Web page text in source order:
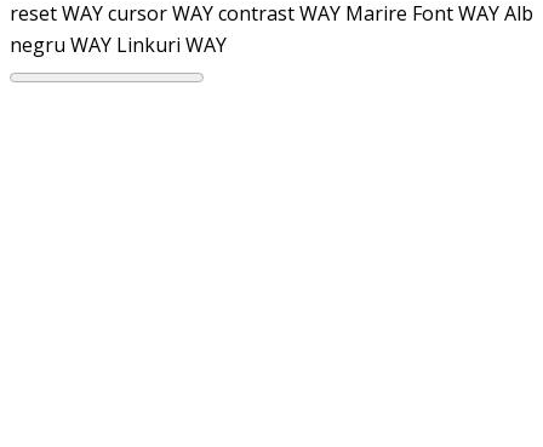
reset WAYcursor WAYcontrast WAY Marire Font WAYAlb
negru WAY Linkuri WAY